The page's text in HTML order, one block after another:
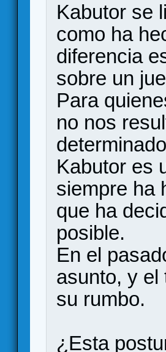
Kabutor se
como ha
diferencia
sobre un
Para
no nos
Kabutor es
siempre ha
que ha
posible.
En el
asunto, y el
su rumbo.
¿Esta